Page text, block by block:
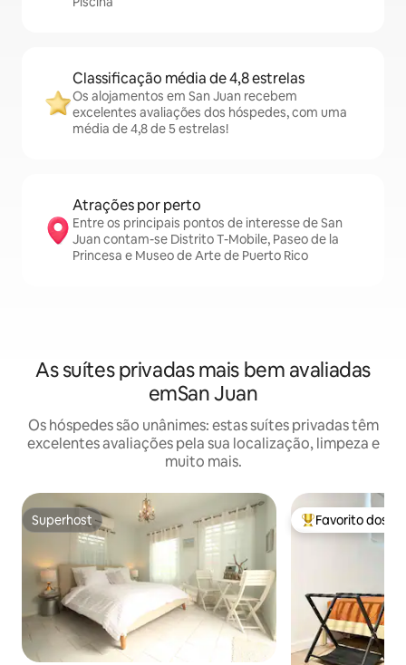
Classificação média de 4,8 estrelas
Os alojamentos em San Juan recebem
excelentes avaliações dos hóspedes, com uma
média de 4,8 de 5 estrelas!
Atrações por perto
Entre os principais pontos de interesse de San
Juan contam-se Distrito T-Mobile, Paseo de la
Princesa e Museo de Arte de Puerto Rico
As suítes privadas mais bem avaliadas
emSan Juan
Os hóspedes são unânimes: estas suítes privadas têm
excelentes avaliações pela sua localização, limpeza e
muito mais.
Superhost
Superhost Favoritos dos
Favorito dos